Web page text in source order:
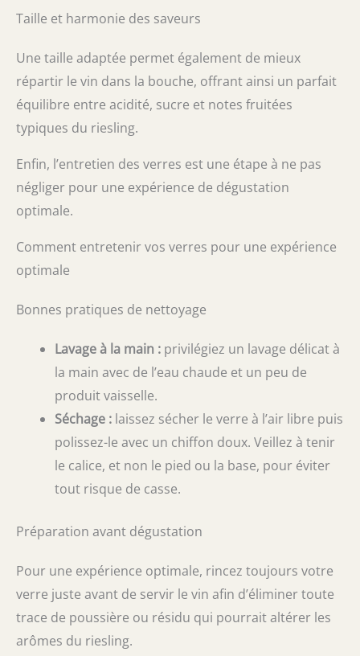
Taille et harmonie des saveurs
Une taille adaptée permet également de mieux
répartir le vin dans la bouche, offrant ainsi un parfait
équilibre entre acidité, sucre et notes fruitées
typiques du riesling.
Enfin, l’entretien des verres est une étape à ne pas
négliger pour une expérience de dégustation
optimale.
Comment entretenir vos verres pour une expérience
optimale
Bonnes pratiques de nettoyage
Lavage à la main : privilégiez un lavage délicat à
la main avec de l’eau chaude et un peu de
produit vaisselle.
Séchage : laissez sécher le verre à l’air libre puis
polissez-le avec un chiffon doux. Veillez à tenir
le calice, et non le pied ou la base, pour éviter
tout risque de casse.
Préparation avant dégustation
Pour une expérience optimale, rincez toujours votre
verre juste avant de servir le vin afin d’éliminer toute
trace de poussière ou résidu qui pourrait altérer les
arômes du riesling.